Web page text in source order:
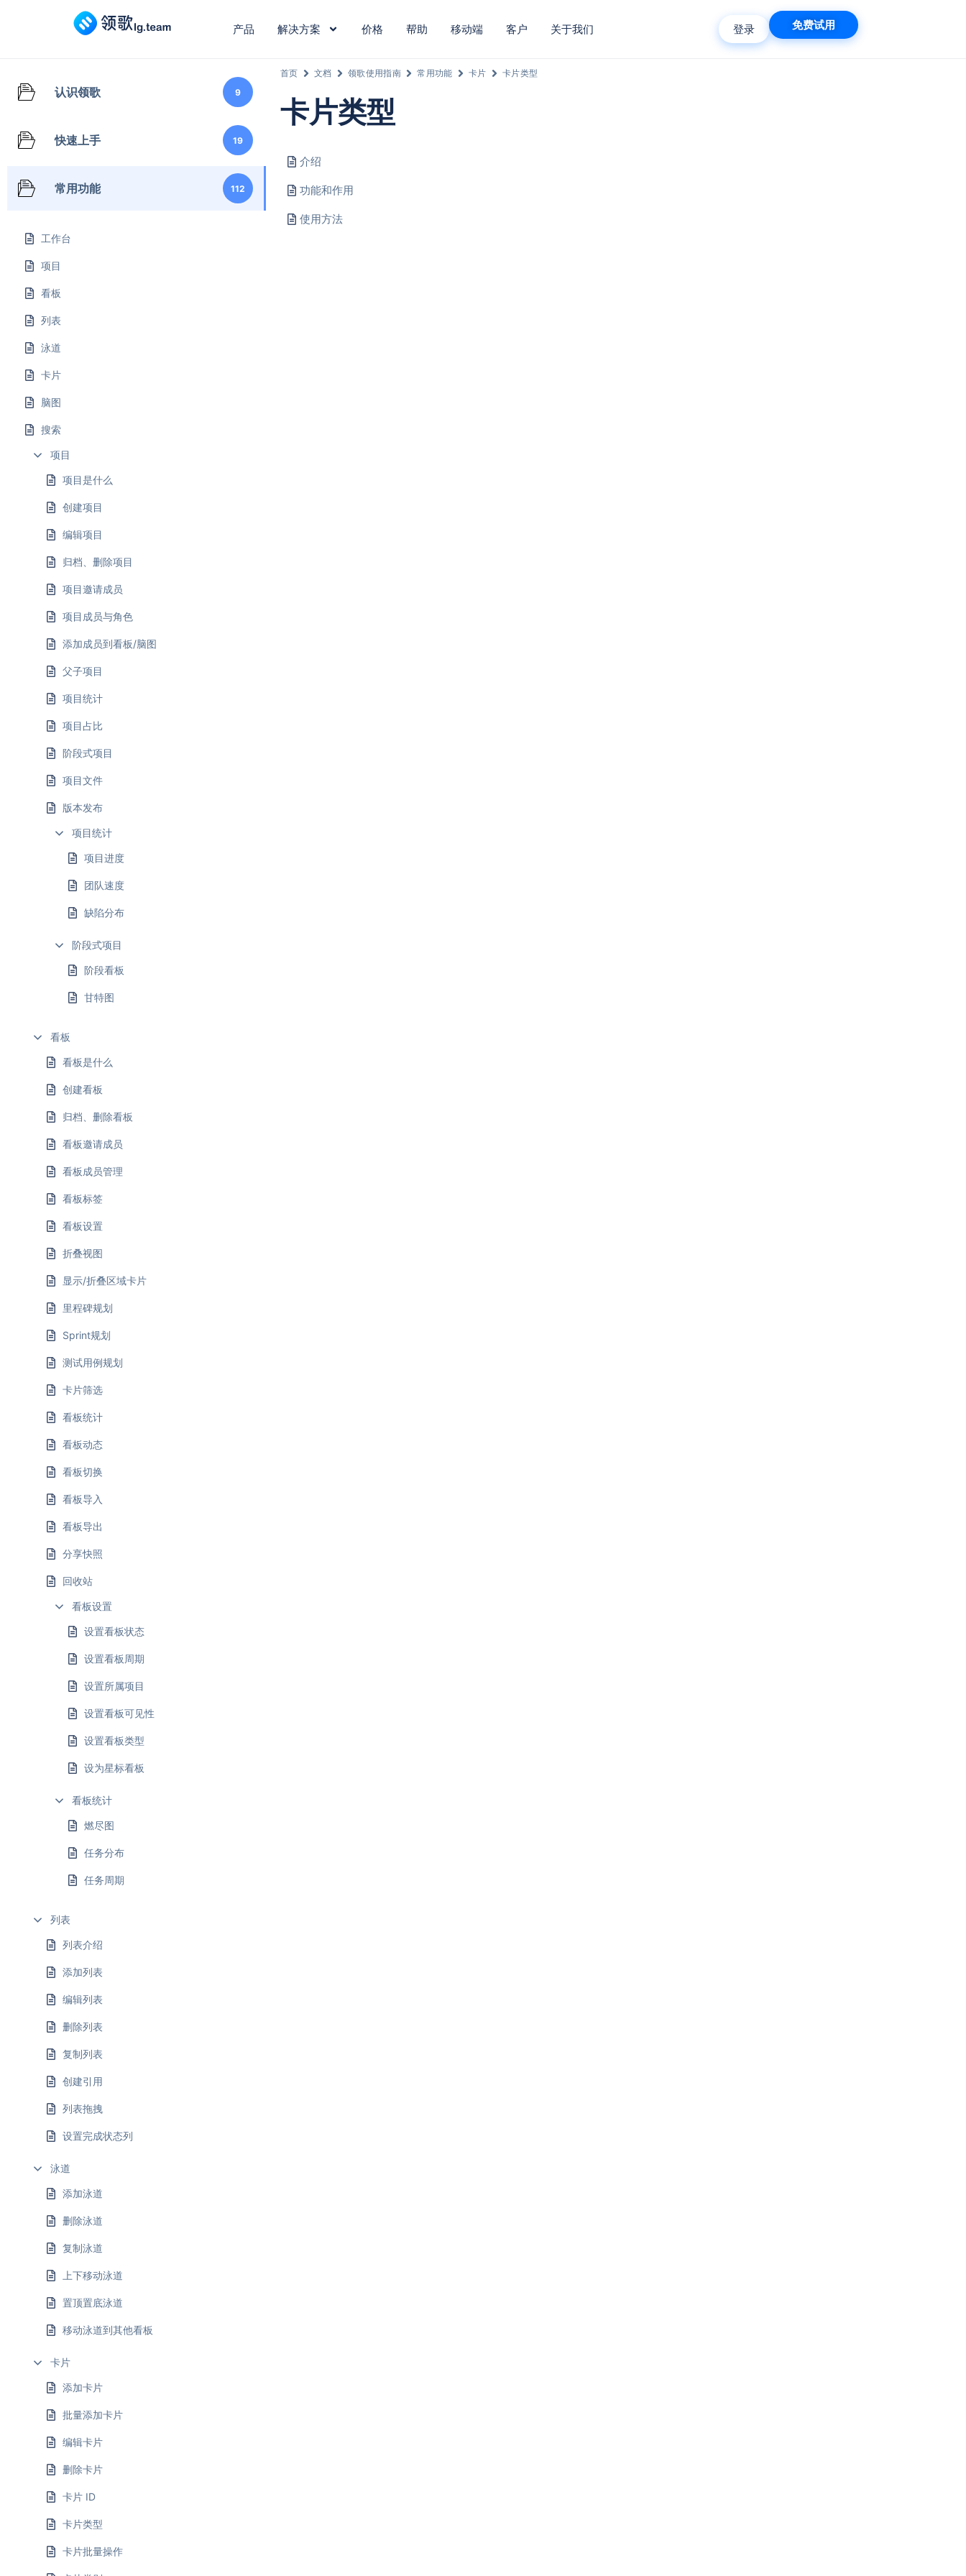
产品 解决方案 价格 帮助 移动端 客户 关于我们 登录 免费试用
认识领歌 9
快速上手 19
常用功能 112
工作台
项目
看板
列表
泳道
卡片
脑图
搜索
项目
项目是什么
创建项目
编辑项目
归档、删除项目
项目邀请成员
项目成员与角色
添加成员到看板/脑图
父子项目
项目统计
项目占比
阶段式项目
项目文件
版本发布
项目统计
项目进度
团队速度
缺陷分布
阶段式项目
阶段看板
甘特图
看板
看板是什么
创建看板
归档、删除看板
看板邀请成员
看板成员管理
看板标签
看板设置
折叠视图
显示/折叠区域卡片
里程碑规划
Sprint规划
测试用例规划
卡片筛选
看板统计
看板动态
看板切换
看板导入
看板导出
分享快照
回收站
看板设置
设置看板状态
设置看板周期
设置所属项目
设置看板可见性
设置看板类型
设为星标看板
看板统计
燃尽图
任务分布
任务周期
列表
列表介绍
添加列表
编辑列表
删除列表
复制列表
创建引用
列表拖拽
设置完成状态列
泳道
添加泳道
删除泳道
复制泳道
上下移动泳道
置顶置底泳道
移动泳道到其他看板
卡片
添加卡片
批量添加卡片
编辑卡片
删除卡片
卡片 ID
卡片类型
卡片批量操作
首页 文档 领歌使用指南 常用功能 卡片 卡片类型
卡片类型
介绍
功能和作用
使用方法